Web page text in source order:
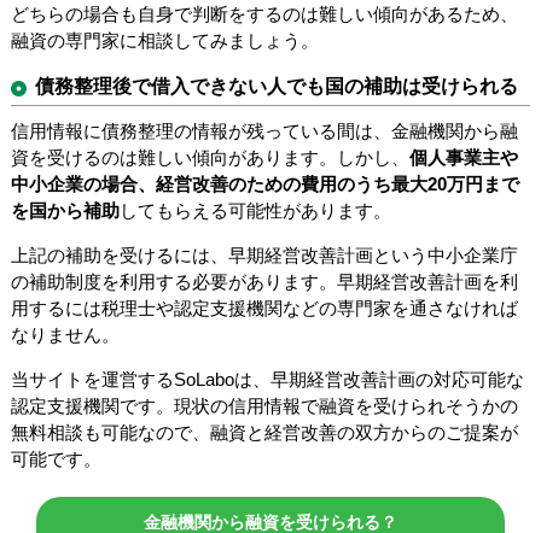
どちらの場合も自身で判断をするのは難しい傾向があるため、
融資の専門家に相談してみましょう。
債務整理後で借入できない人でも国の補助は受けられる
信用情報に債務整理の情報が残っている間は、金融機関から融
資を受けるのは難しい傾向があります。しかし、 個人事業主や
中小企業の場合、経営改善のための費用のうち最大20万円まで
を国から補助してもらえる可能性があります。
上記の補助を受けるには、早期経営改善計画という中小企業庁
の補助制度を利用する必要があります。早期経営改善計画を利
用するには税理士や認定支援機関などの専門家を通さなければ
なりません。
当サイトを運営するSoLaboは、早期経営改善計画の対応可能な
認定支援機関です。現状の信用情報で融資を受けられそうかの
無料相談も可能なので、融資と経営改善の双方からのご提案が
可能です。
金融機関から融資を受けられる？